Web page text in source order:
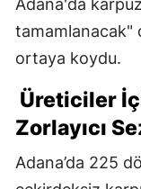
Adana'da
tamamlanacak"
ortaya koydu.
Üreticiler
Zorlayıcı
Adana’da 225